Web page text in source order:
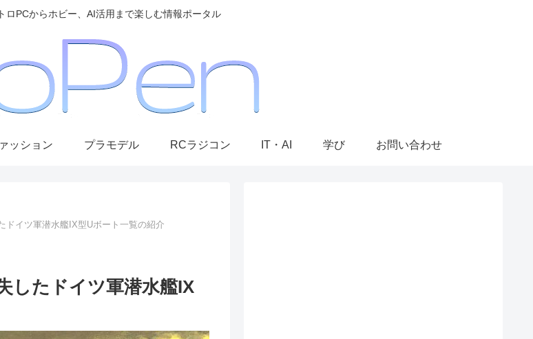
ロPCからホビー、AI活用まで楽しむ情報ポータル
ッション プラモデル RCラジコン IT・AI 学び お問い合わせ
ドイツ軍潜水艦IX型Uボート一覧の紹介
したドイツ軍潜水艦IX